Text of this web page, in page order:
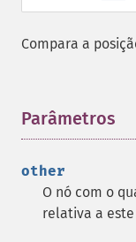
Compara a
Parâmetros
other
O nó com o
relativa a este